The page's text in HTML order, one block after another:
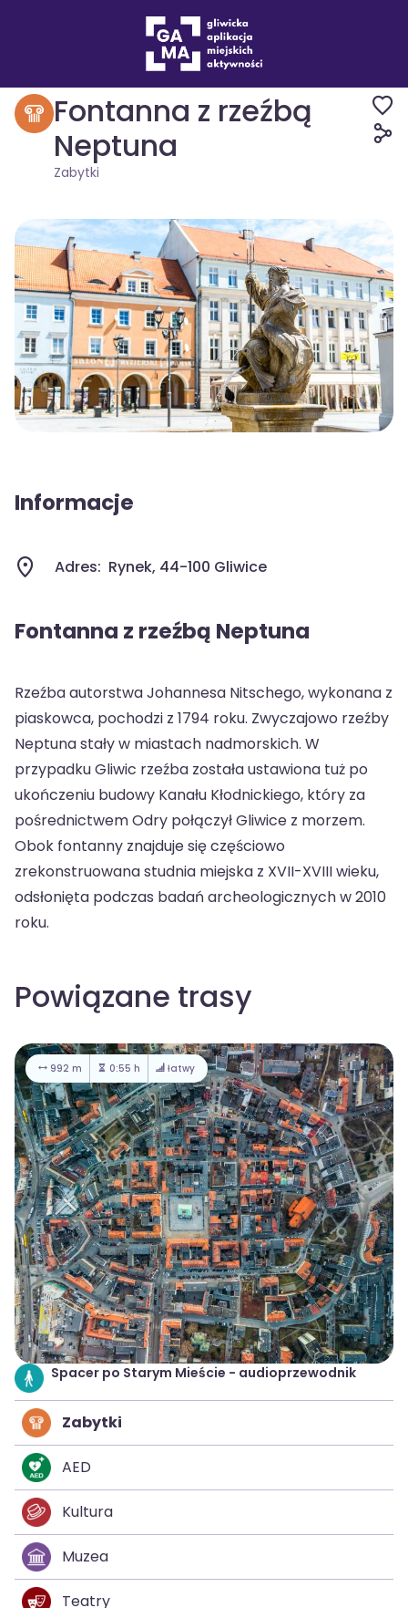
Zabytki
Fontanna z rzeźbą
Neptuna
Zabytki
Informacje
Adres: Rynek, 44-100 Gliwice
Fontanna z rzeźbą Neptuna
Rzeźba autorstwa Johannesa Nitschego, wykonana z
piaskowca, pochodzi z 1794 roku. Zwyczajowo rzeźby
Neptuna stały w miastach nadmorskich. W
przypadku Gliwic rzeźba została ustawiona tuż po
ukończeniu budowy Kanału Kłodnickiego, który za
pośrednictwem Odry połączył Gliwice z morzem.
Obok fontanny znajduje się częściowo
zrekonstruowana studnia miejska z XVII-XVIII wieku,
odsłonięta podczas badań archeologicznych w 2010
roku.
Powiązane trasy
992 m 0:55 h łatwy
Spacer po Starym Mieście - audioprzewodnik
Zabytki
AED
Kultura
Muzea
Teatry